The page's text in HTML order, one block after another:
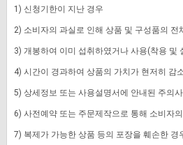
1) 신청기한이 지난 경우
2) 소비자의 과실로 인해 상품 및 구성품의
3) 개봉하여 이미 섭취하였거나 사용(착용 및
4) 시간이 경과하여 상품의 가치가 현저히 감
5) 상세정보 또는 사용설명서에 안내된 주의
6) 사전예약 또는 주문제작으로 통해 소비자
7) 복제가 가능한 상품 등의 포장을 훼손한 경